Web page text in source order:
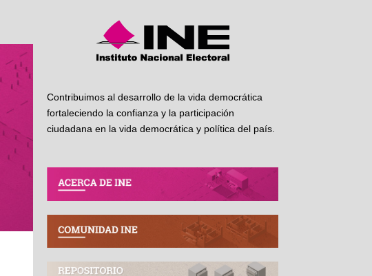
Contribuimos al desarrollo de la vida democrática
fortaleciendo la confianza y la participación
ciudadana en la vida democrática y política del país.